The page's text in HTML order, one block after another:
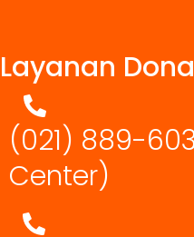
Layanan
(021) 889-
Center)